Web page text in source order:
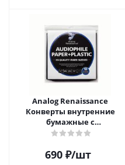
Analog Renaissance
Конверты внутренние
бумажные с
антистатическим пакетом
Audiophile Paper+Plastic (10
690 ₽/шт